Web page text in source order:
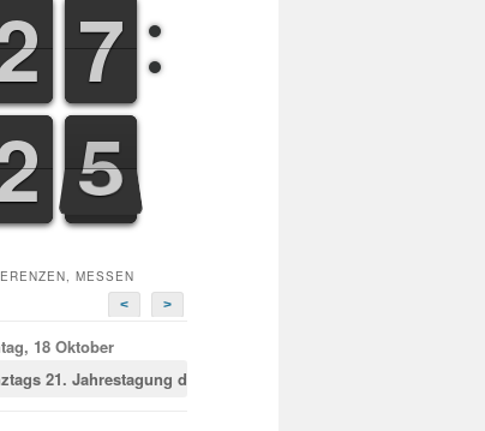
6
6
7
7
5
6
6
MESSEN
<
>
18 Oktober
21. Jahrestagung der Deutschen Gesellschaft für